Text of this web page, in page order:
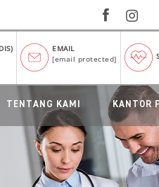
EMAIL
[email protected]
TENTANG KAMI KANTOR